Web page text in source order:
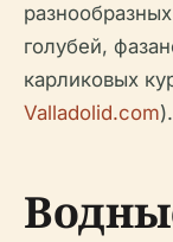
голубей,
карликовых
Valladolid.com).